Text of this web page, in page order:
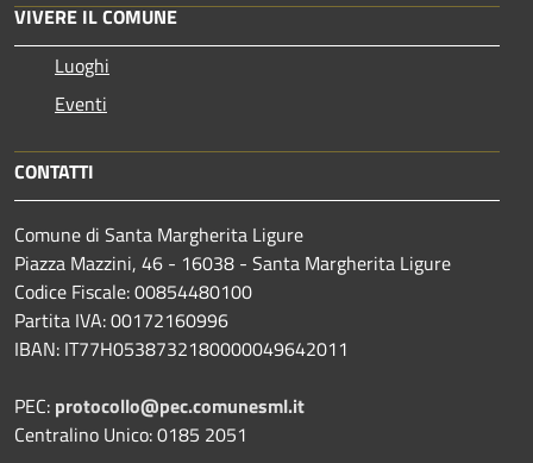
VIVERE IL COMUNE
Luoghi
Eventi
CONTATTI
Comune di Santa Margherita Ligure
Piazza Mazzini, 46 - 16038 - Santa Margherita Ligure
Codice Fiscale: 00854480100
Partita IVA: 00172160996
IBAN: IT77H0538732180000049642011
PEC: protocollo@pec.comunesml.it
Centralino Unico: 0185 2051